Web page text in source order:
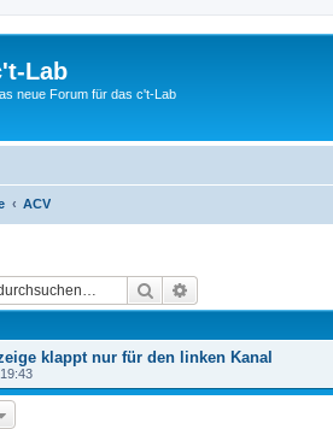
Lab
neue Forum für das c't-Lab
ACV
Suche
klappt nur für den linken Kanal